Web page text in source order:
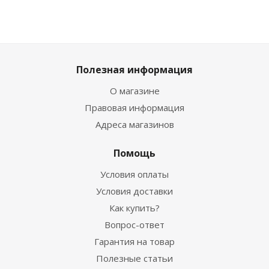
Полезная информация
О магазине
Правовая информация
Адреса магазинов
Помощь
Условия оплаты
Условия доставки
Как купить?
Вопрос-ответ
Гарантия на товар
Полезные статьи